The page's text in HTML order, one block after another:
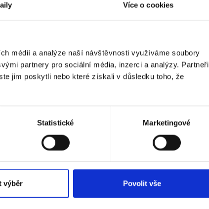
Více o cookies
médií a analýze naší návštěvnosti využíváme soubory
partnery pro sociální média, inzerci a analýzy. Partneři
jim poskytli nebo které získali v důsledku toho, že
Statistické Marketingové
výběr Povolit vše
podle zákona č. 101/2000 Sb.Přečíst